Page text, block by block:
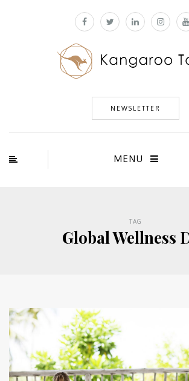
NEWSLETTER
MENU
TAG
Global Wellness